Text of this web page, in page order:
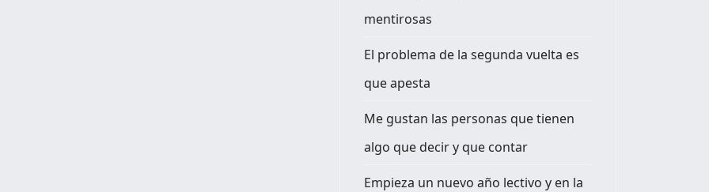
mentirosas
El problema de la segunda vuelta es
que apesta
Me gustan las personas que tienen
algo que decir y que contar
Empieza un nuevo año lectivo y en la